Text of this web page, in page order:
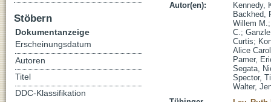
Autor(en):
Kennedy,
Backhed,
Willem M.
C.;
Curtis;
Alice
Pamer,
Segata,
Spector,
Walter,
Stöbern
Dokumentanzeige
Erscheinungsdatum
Autoren
Titel
DDC-Klassifikation